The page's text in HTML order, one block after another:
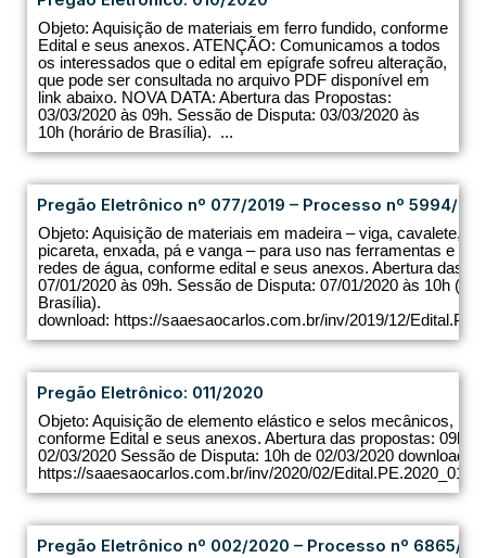
Objeto: Aquisição de materiais em ferro fundido, conforme
Edital e seus anexos. ATENÇÃO: Comunicamos a todos
os interessados que o edital em epígrafe sofreu alteração,
que pode ser consultada no arquivo PDF disponível em
link abaixo. NOVA DATA: Abertura das Propostas:
03/03/2020 às 09h. Sessão de Disputa: 03/03/2020 às
10h (horário de Brasília). ...
Pregão Eletrônico nº 077/2019 – Processo nº 5994/
Objeto: Aquisição de materiais em madeira – viga, cavalete,
picareta, enxada, pá e vanga – para uso nas ferramentas e
redes de água, conforme edital e seus anexos. Abertura das
07/01/2020 às 09h. Sessão de Disputa: 07/01/2020 às 10h
Brasília).
download: https://saaesaocarlos.com.br/inv/2019/12/
Pregão Eletrônico: 011/2020
Objeto: Aquisição de elemento elástico e selos mecânicos,
conforme Edital e seus anexos. Abertura das propostas: 09h de
02/03/2020 Sessão de Disputa: 10h de 02/03/2020 download:
https://saaesaocarlos.com.br/inv/2020/02/
Pregão Eletrônico nº 002/2020 – Processo nº 6865/